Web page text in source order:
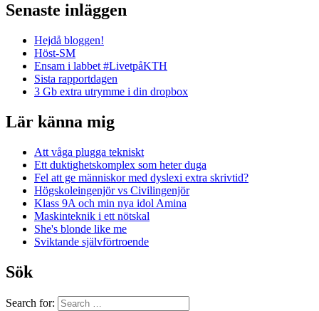
Senaste inläggen
Hejdå bloggen!
Höst-SM
Ensam i labbet #LivetpåKTH
Sista rapportdagen
3 Gb extra utrymme i din dropbox
Lär känna mig
Att våga plugga tekniskt
Ett duktighetskomplex som heter duga
Fel att ge människor med dyslexi extra skrivtid?
Högskoleingenjör vs Civilingenjör
Klass 9A och min nya idol Amina
Maskinteknik i ett nötskal
She's blonde like me
Sviktande självförtroende
Sök
Search for: